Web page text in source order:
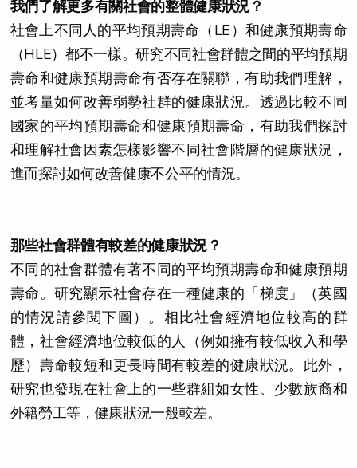
我們了解更多有關社會的整體健康狀況？
社會上不同人的平均預期壽命（LE）和健康預期壽命
（HLE）都不一樣。研究不同社會群體之間的平均預期
壽命和健康預期壽命有否存在關聯，有助我們理解，
並考量如何改善弱勢社群的健康狀況。透過比較不同
國家的平均預期壽命和健康預期壽命，有助我們探討
和理解社會因素怎樣影響不同社會階層的健康狀況，
進而探討如何改善健康不公平的情況。
那些社會群體有較差的健康狀況？
不同的社會群體有著不同的平均預期壽命和健康預期
壽命。研究顯示社會存在一種健康的「梯度」（英國
的情況請參閱下圖）。相比社會經濟地位較高的群
體，社會經濟地位較低的人（例如擁有較低收入和學
歷）壽命較短和更長時間有較差的健康狀況。此外，
研究也發現在社會上的一些群組如女性、少數族裔和
外籍勞工等，健康狀況一般較差。